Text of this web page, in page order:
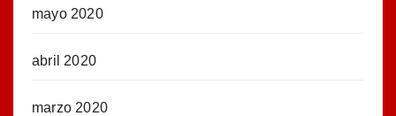
mayo 2020
abril 2020
marzo 2020